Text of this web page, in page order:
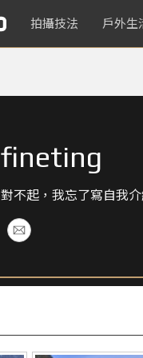
拍攝技法 戶外生
fineting
對不起，我忘了寫自我